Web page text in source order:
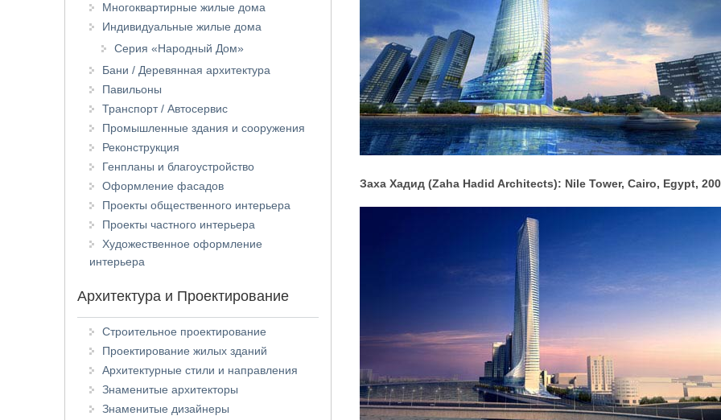
Заха Хадид (Zaha Hadid Architects): Nile Tower, Cairo, Egypt,
Многоквартирные жилые дома
Индивидуальные жилые дома
Серия «Народный Дом»
Бани / Деревянная архитектура
Павильоны
Транспорт / Автосервис
Промышленные здания и сооружения
Реконструкция
Генпланы и благоустройство
Оформление фасадов
Проекты общественного интерьера
Проекты частного интерьера
Художественное оформление
интерьера
Архитектура и Проектирование
Строительное проектирование
Проектирование жилых зданий
Архитектурные стили и направления
Знаменитые архитекторы
Знаменитые дизайнеры